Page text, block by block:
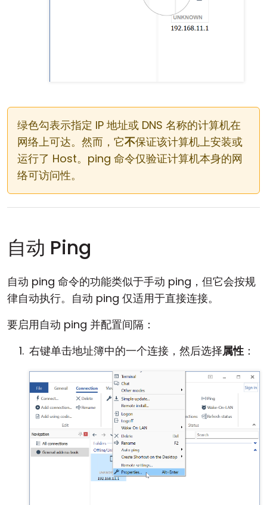
绿色勾表示指定 IP 地址或 DNS 名称的计算机在
网络上可达。然而，它不保证该计算机上安装或
运行了 Host。ping 命令仅验证计算机本身的网
络可访问性。
自动 Ping
自动 ping 命令的功能类似于手动 ping，但它会按规
律自动执行。自动 ping 仅适用于直接连接。
要启用自动 ping 并配置间隔：
右键单击地址簿中的一个连接，然后选择属性 ：